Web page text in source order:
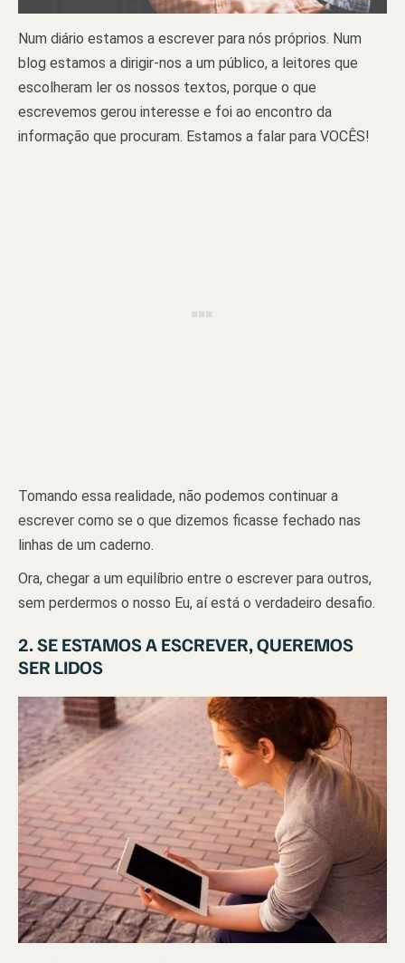
Num diário estamos a escrever para nós próprios. Num
blog estamos a dirigir-nos a um público, a leitores que
escolheram ler os nossos textos, porque o que
escrevemos gerou interesse e foi ao encontro da
informação que procuram. Estamos a falar para VOCÊS!
Tomando essa realidade, não podemos continuar a
escrever como se o que dizemos ficasse fechado nas
linhas de um caderno.
Ora, chegar a um equilíbrio entre o escrever para outros,
sem perdermos o nosso Eu, aí está o verdadeiro desafio.
2. SE ESTAMOS A ESCREVER, QUEREMOS
SER LIDOS